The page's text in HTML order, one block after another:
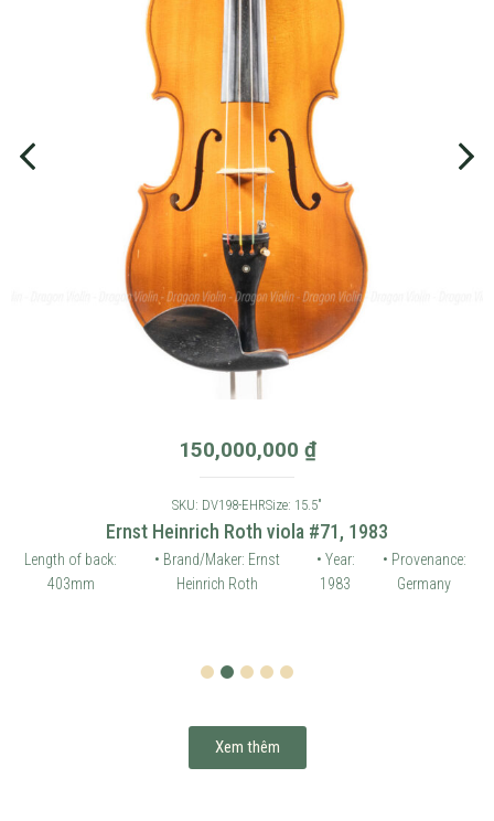
150,000,000 ₫
SKU: DV198-EHRSize: 15.5"
Ernst Heinrich Roth viola #71, 1983
Length of back:
403mm
• Brand/Maker: Ernst
Heinrich Roth
• Year:
1983
• Provenance:
Germany
4 5
Xem thêm